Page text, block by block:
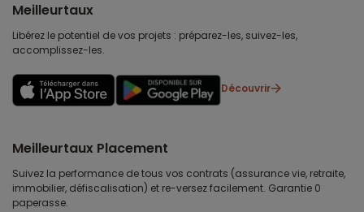
Meilleurtaux
Libérez le potentiel de vos projets : préparez-les, suivez-les,
accomplissez-les.
Découvrir
Meilleurtaux Placement
Suivez la performance de tous vos contrats (assurance vie, retraite,
immobilier, défiscalisation) et re-versez facilement. Garantie 0
paperasse.